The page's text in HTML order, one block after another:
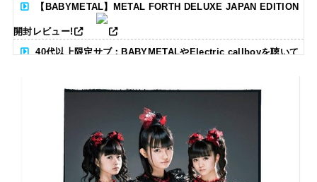
【BABYMETAL】METAL FORTH DELUXE JAPAN EDITION
開封レビュー!
40代以上限定サブ：BABYMETALやElectric callboyを聴いて
BABYMETAL「CANNONBALL外伝」グッズ販売決定
タワーレコード新宿店にてBABYMETALのパネル展が開催中